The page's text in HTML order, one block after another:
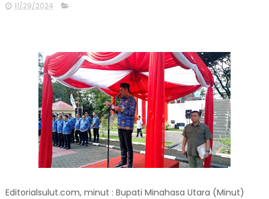
11/29/2024
Editorialsulut.com, minut : Bupati Minahasa Utara (Minut)